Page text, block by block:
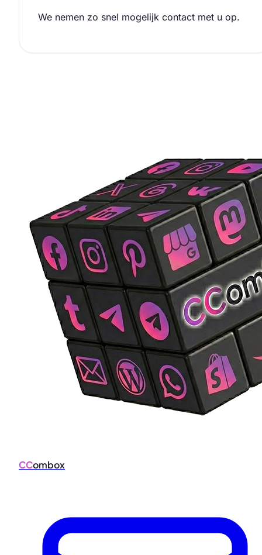
We nemen zo snel mogelijk contact met u op.
CCombox